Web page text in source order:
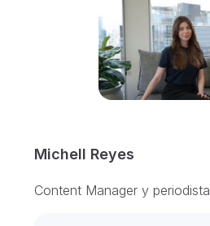
Michell Reyes
Content Manager y periodista